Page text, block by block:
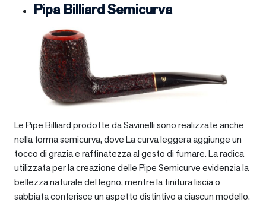
Pipa Billiard Semicurva
Le Pipe Billiard prodotte da Savinelli sono realizzate anche
nella forma semicurva, dove La curva leggera aggiunge un
tocco di grazia e raffinatezza al gesto di fumare. La radica
utilizzata per la creazione delle Pipe Semicurve evidenzia la
bellezza naturale del legno, mentre la finitura liscia o
sabbiata conferisce un aspetto distintivo a ciascun modello.